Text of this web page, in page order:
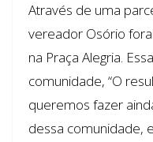
Através de uma
vereador Osório
na Praça Alegria.
comunidade, “O
queremos fazer
dessa comunidade,